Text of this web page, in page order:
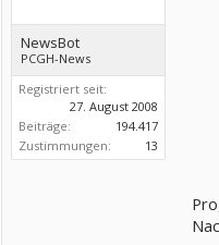
NewsBot
PCGH-News
Registriert seit:
27. August 2008
Beiträge:
194.417
Zustimmungen:
13